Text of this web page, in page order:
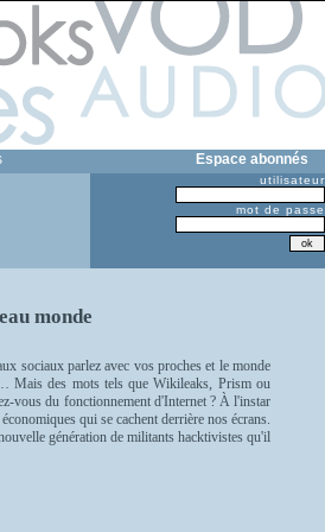
Espace abonnés
utilisateur
mot de passe
monde
sociaux parlez avec vos proches et le monde
Mais des mots tels que Wikileaks, Prism ou
vous du fonctionnement d'Internet ? À l'instar
qui se cachent derrière nos écrans.
génération de militants hacktivistes qu'il